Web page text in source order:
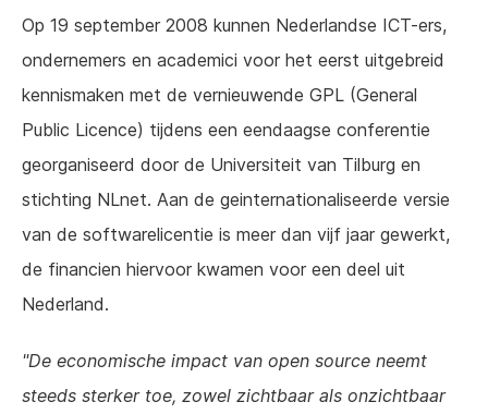
Op 19 september 2008 kunnen Nederlandse ICT-ers,
ondernemers en academici voor het eerst uitgebreid
kennismaken met de vernieuwende GPL (General
Public Licence) tijdens een eendaagse conferentie
georganiseerd door de Universiteit van Tilburg en
stichting NLnet. Aan de geinternationaliseerde versie
van de softwarelicentie is meer dan vijf jaar gewerkt,
de financien hiervoor kwamen voor een deel uit
Nederland.
"De economische impact van open source neemt
steeds sterker toe, zowel zichtbaar als onzichtbaar